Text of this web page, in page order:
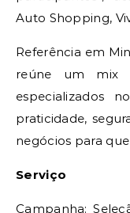
Auto Shopping,
Referência em
reúne um mix
especializados
praticidade,
negócios para
Serviço
Campanha: